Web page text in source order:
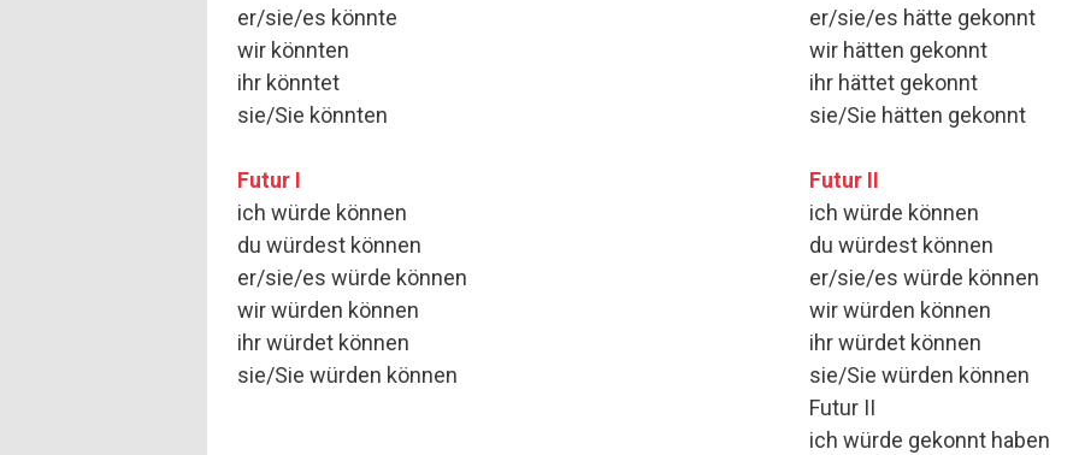
er/sie/es könnte
wir könnten
ihr könntet
sie/Sie könnten
er/sie/es hätte gekonnt
wir hätten gekonnt
ihr hättet gekonnt
sie/Sie hätten gekonnt
Futur I
ich würde können
du würdest können
er/sie/es würde können
wir würden können
ihr würdet können
sie/Sie würden können
Futur II
ich würde können
du würdest können
er/sie/es würde können
wir würden können
ihr würdet können
sie/Sie würden können
Futur II
ich würde gekonnt haben